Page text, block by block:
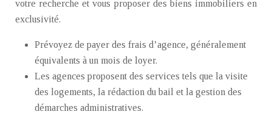
votre recherche et vous proposer des biens immobiliers en
exclusivité.
Prévoyez de payer des frais d’agence, généralement
équivalents à un mois de loyer.
Les agences proposent des services tels que la visite
des logements, la rédaction du bail et la gestion des
démarches administratives.